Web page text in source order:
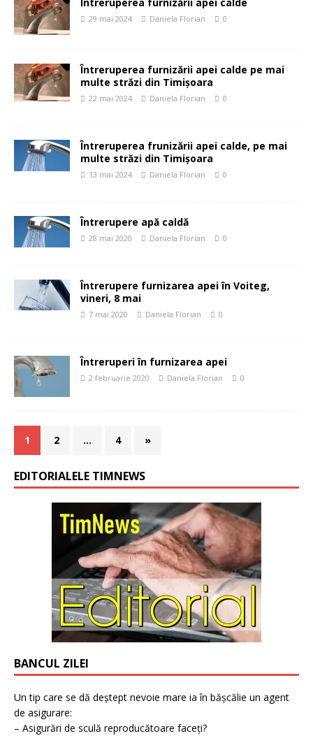
29 mai 2024 Daniela Florian 0
Întreruperea furnizării apei calde pe mai
multe străzi din Timișoara
22 mai 2024 Daniela Florian 0
Întreruperea frunizării apei calde, pe mai
multe străzi din Timișoara
13 mai 2024 Daniela Florian 0
Întrerupere apă caldă
28 mai 2020 Daniela Florian 0
Întrerupere furnizarea apei în Voiteg,
vineri, 8 mai
7 mai 2020 Daniela Florian 0
Întreruperi în furnizarea apei
2 februarie 2020 Daniela Florian 0
1 2 … 4 »
EDITORIALELE TIMNEWS
BANCUL ZILEI
Un tip care se dă deștept nevoie mare ia în bășcălie un agent
de asigurare:
– Asigurări de sculă reproducătoare faceți?